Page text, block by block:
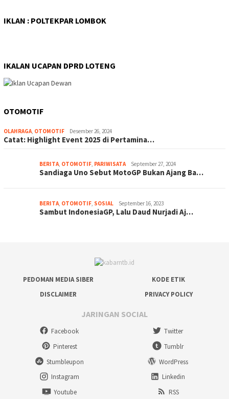
IKLAN : POLTEKPAR LOMBOK
IKALAN UCAPAN DPRD LOTENG
OTOMOTIF
OLAHRAGA, OTOMOTIF Desember 26, 2024
Catat: Highlight Event 2025 di Pertamina…
BERITA, OTOMOTIF, PARIWISATA September 27, 2024
Sandiaga Uno Sebut MotoGP Bukan Ajang Ba…
BERITA, OTOMOTIF, SOSIAL September 16, 2023
Sambut IndonesiaGP, Lalu Daud Nurjadi Aj…
PEDOMAN MEDIA SIBER
KODE ETIK
DISCLAIMER
PRIVACY POLICY
JARINGAN SOCIAL
Facebook
Twitter
Pinterest
Tumblr
Stumbleupon
WordPress
Instagram
Linkedin
Youtube
RSS